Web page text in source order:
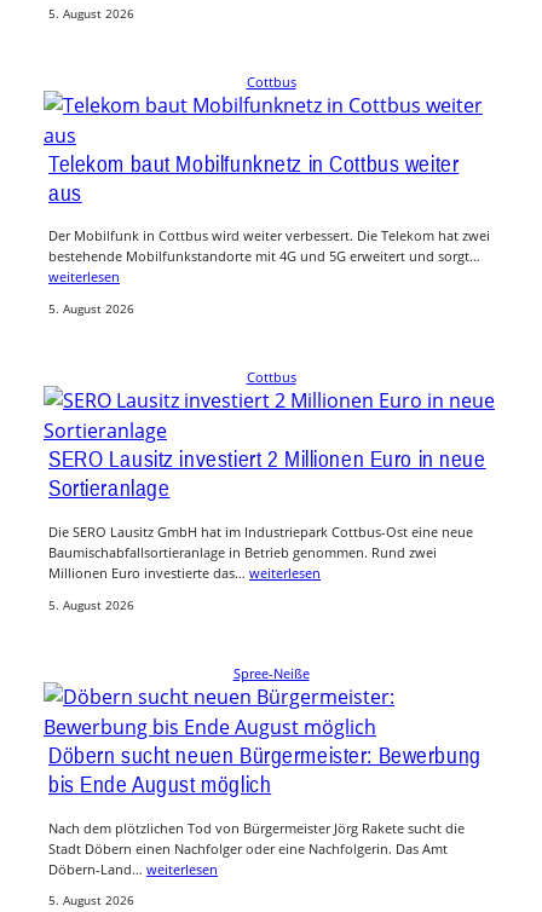
5. August 2026
Cottbus
Telekom baut Mobilfunknetz in Cottbus weiter
aus
Der Mobilfunk in Cottbus wird weiter verbessert. Die Telekom hat zwei
bestehende Mobilfunkstandorte mit 4G und 5G erweitert und sorgt…
weiterlesen
5. August 2026
Cottbus
SERO Lausitz investiert 2 Millionen Euro in neue
Sortieranlage
Die SERO Lausitz GmbH hat im Industriepark Cottbus-Ost eine neue
Baumischabfallsortieranlage in Betrieb genommen. Rund zwei
Millionen Euro investierte das… weiterlesen
5. August 2026
Spree-Neiße
Döbern sucht neuen Bürgermeister: Bewerbung
bis Ende August möglich
Nach dem plötzlichen Tod von Bürgermeister Jörg Rakete sucht die
Stadt Döbern einen Nachfolger oder eine Nachfolgerin. Das Amt
Döbern-Land… weiterlesen
5. August 2026